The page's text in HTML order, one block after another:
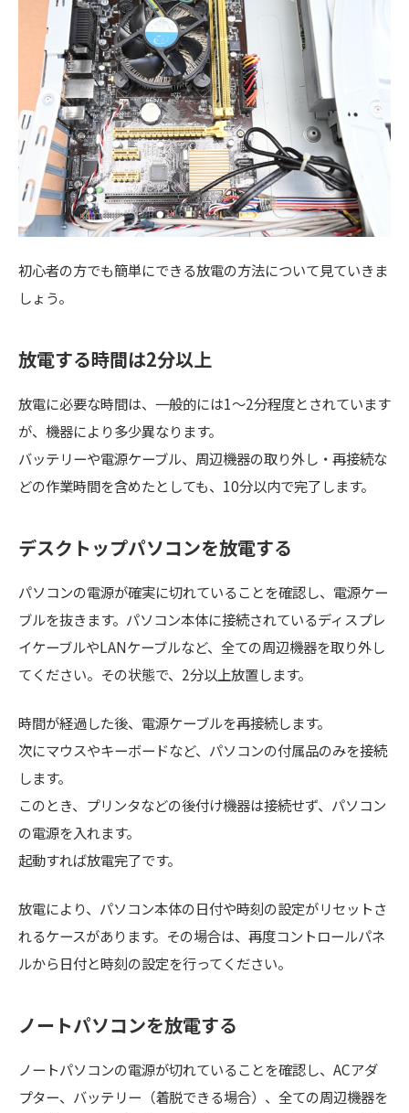
初心者の方でも簡単にできる放電の方法について見ていきま
しょう。
放電する時間は2分以上
放電に必要な時間は、一般的には1～2分程度とされています
が、機器により多少異なります。
バッテリーや電源ケーブル、周辺機器の取り外し・再接続な
どの作業時間を含めたとしても、10分以内で完了します。
デスクトップパソコンを放電する
パソコンの電源が確実に切れていることを確認し、電源ケー
ブルを抜きます。パソコン本体に接続されているディスプレ
イケーブルやLANケーブルなど、全ての周辺機器を取り外し
てください。その状態で、2分以上放置します。
時間が経過した後、電源ケーブルを再接続します。
次にマウスやキーボードなど、パソコンの付属品のみを接続
します。
このとき、プリンタなどの後付け機器は接続せず、パソコン
の電源を入れます。
起動すれば放電完了です。
放電により、パソコン本体の日付や時刻の設定がリセットさ
れるケースがあります。その場合は、再度コントロールパネ
ルから日付と時刻の設定を行ってください。
ノートパソコンを放電する
ノートパソコンの電源が切れていることを確認し、ACアダ
プター、バッテリー（着脱できる場合）、全ての周辺機器を